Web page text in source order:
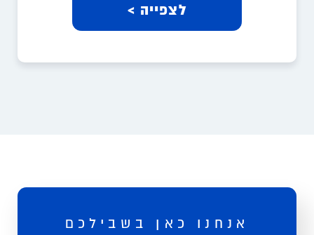
לצפייה >
אנחנו כאן בשבילכם